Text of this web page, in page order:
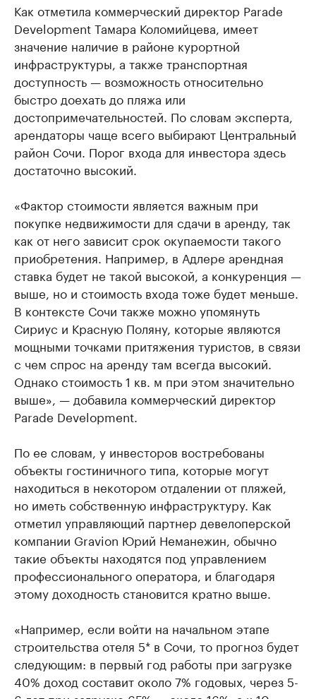
Как отметила коммерческий директор Parade
Development Тамара Коломийцева, имеет
значение наличие в районе курортной
инфраструктуры, а также транспортная
доступность — возможность относительно
быстро доехать до пляжа или
достопримечательностей. По словам эксперта,
арендаторы чаще всего выбирают Центральный
район Сочи. Порог входа для инвестора здесь
достаточно высокий.
«Фактор стоимости является важным при
покупке недвижимости для сдачи в аренду, так
как от него зависит срок окупаемости такого
приобретения. Например, в Адлере арендная
ставка будет не такой высокой, а конкуренция —
выше, но и стоимость входа тоже будет меньше.
В контексте Сочи также можно упомянуть
Сириус и Красную Поляну, которые являются
мощными точками притяжения туристов, в связи
с чем спрос на аренду там всегда высокий.
Однако стоимость 1 кв. м при этом значительно
выше», — добавила коммерческий директор
Parade Development.
По ее словам, у инвесторов востребованы
объекты гостиничного типа, которые могут
находиться в некотором отдалении от пляжей,
но иметь собственную инфраструктуру. Как
отметил управляющий партнер девелоперской
компании Gravion Юрий Неманежин, обычно
такие объекты находятся под управлением
профессионального оператора, и благодаря
этому доходность становится кратно выше.
«Например, если войти на начальном этапе
строительства отеля 5* в Сочи, то прогноз будет
следующим: в первый год работы при загрузке
40% доход составит около 7% годовых, через 5-